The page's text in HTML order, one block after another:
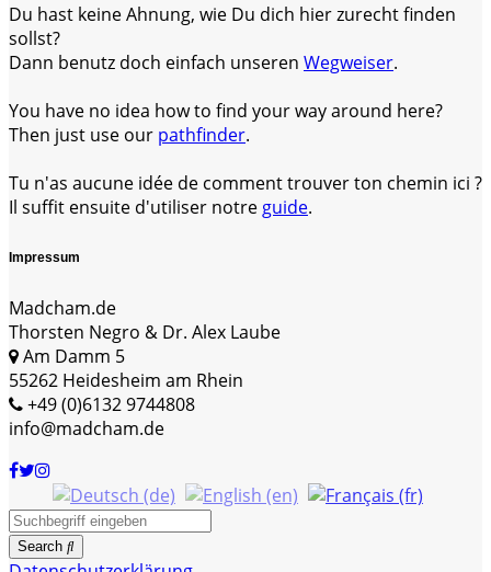
Du hast keine Ahnung, wie Du dich hier zurecht finden
sollst?
Dann benutz doch einfach unseren Wegweiser.
You have no idea how to find your way around here?
Then just use our pathfinder.
Tu n'as aucune idée de comment trouver ton chemin ici ?
Il suffit ensuite d'utiliser notre guide.
Impressum
Madcham.de
Thorsten Negro & Dr. Alex Laube
Am Damm 5
55262 Heidesheim am Rhein
+49 (0)6132 9744808
info@madcham.de
Search